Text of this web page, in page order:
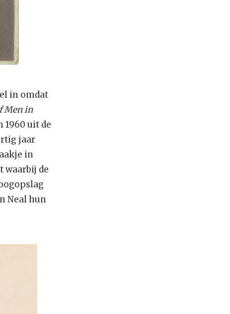
in omdat
Men in
1960 uit de
jaar
in
waarbij de
Neal hun